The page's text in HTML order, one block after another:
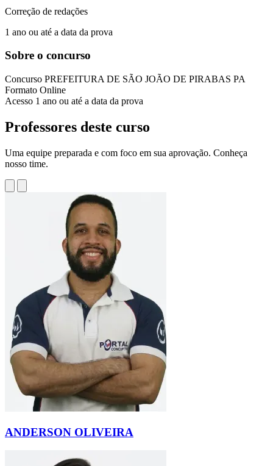
Correção de redações
1 ano ou até a data da prova
Sobre o concurso
Concurso PREFEITURA DE SÃO JOÃO DE PIRABAS PA
Formato Online
Acesso 1 ano ou até a data da prova
Professores deste curso
Uma equipe preparada e com foco em sua aprovação. Conheça
nosso time.
ANDERSON OLIVEIRA